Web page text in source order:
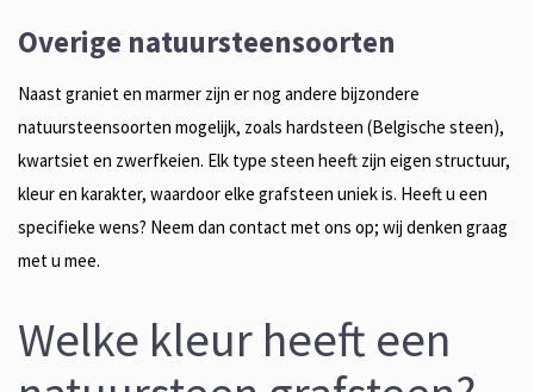
Overige natuursteensoorten
Naast graniet en marmer zijn er nog andere bijzondere
natuursteensoorten mogelijk, zoals hardsteen (Belgische steen),
kwartsiet en zwerfkeien. Elk type steen heeft zijn eigen structuur,
kleur en karakter, waardoor elke grafsteen uniek is. Heeft u een
specifieke wens? Neem dan contact met ons op; wij denken graag
met u mee.
Welke kleur heeft een